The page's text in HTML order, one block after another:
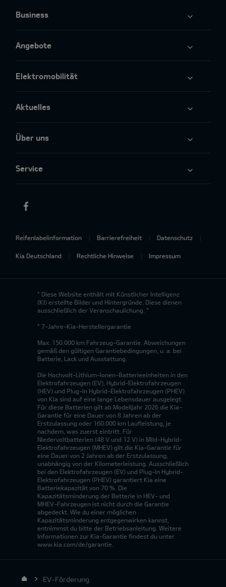
Business
Angebote
Elektromobilität
Aktuelles
Über uns
Service
Reifenlabelinformation Barrierefreiheit Datenschutz
Kia Deutschland Rechtliche Hinweise Impressum
* Diese Website enthält mit Künstlicher Intelligenz
(KI) erstellte Bilder und Hintergründe. Diese dienen
ausschließlich der Veranschaulichung. *
* 7-Jahre-Kia-Herstellergarantie
Max. 150.000 km Fahrzeug-Garantie. Abweichungen
gemäß den gültigen Garantiebedingungen, u. a. bei
Batterie, Lack und Ausstattung.
Die Hochvolt-Lithium-Ionen-Batterieeinheiten in den
Elektrofahrzeugen (EV), Hybrid-Elektrofahrzeugen
(HEV) und Plug-in Hybrid-Elektrofahrzeugen (PHEV)
von Kia sind auf eine lange Lebensdauer ausgelegt.
Für diese Batterien gilt ab Modelljahr 2026 die Kia-
Garantie für eine Dauer von 8 Jahren ab der
Erstzulassung oder 160.000 km Laufleistung, je
nachdem, was zuerst eintritt. Für
Niedervoltbatterien (48 V und 12 V) in Mild-Hybrid-
Elektrofahrzeugen (MHEV) gilt die Kia-Garantie für
eine Dauer von 2 Jahren ab der Erstzulassung,
unabhängig von der Kilometerleistung. Ausschließlich
bei den Elektrofahrzeugen (EV) und Plug-in Hybrid-
Elektrofahrzeugen (PHEV) garantiert Kia eine
Batteriekapazität von 70 %. Die
Kapazitätsminderung der Batterie in HEV- und
MHEV-Fahrzeugen ist nicht durch die Garantie
abgedeckt. Wie du einer möglichen
Kapazitätsminderung entgegenwirken kannst,
entnimmst du bitte der Betriebsanleitung. Weitere
Informationen zur Kia-Garantie findest du unter
www.kia.com/de/garantie.
EV-Förderung